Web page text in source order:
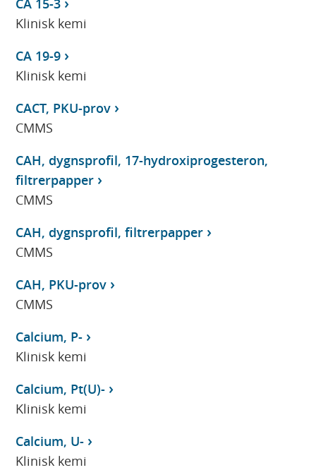
CA 15-3
Klinisk kemi
CA 19-9
Klinisk kemi
CACT, PKU-prov
CMMS
CAH, dygnsprofil, 17-hydroxiprogesteron,
filtrerpapper
CMMS
CAH, dygnsprofil, filtrerpapper
CMMS
CAH, PKU-prov
CMMS
Calcium, P-
Klinisk kemi
Calcium, Pt(U)-
Klinisk kemi
Calcium, U-
Klinisk kemi